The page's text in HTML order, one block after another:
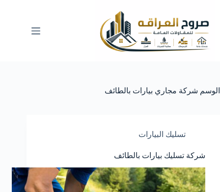
المحتوى
الوسم شركة مجاري بيارات بالطائف
تسليك البيارات
شركة تسليك بيارات بالطائف